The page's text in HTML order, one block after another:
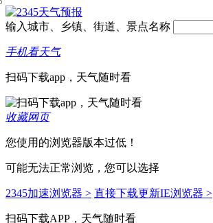
输入城市、乡镇、街道、景点名称
手机看天气
扫码下载app，天气随时看
收藏网页
您使用的浏览器版本过低！
可能无法正常浏览，您可以选择
2345加速浏览器 > 直接下载更新IE浏览器 >
扫码下载APP，天气随时看